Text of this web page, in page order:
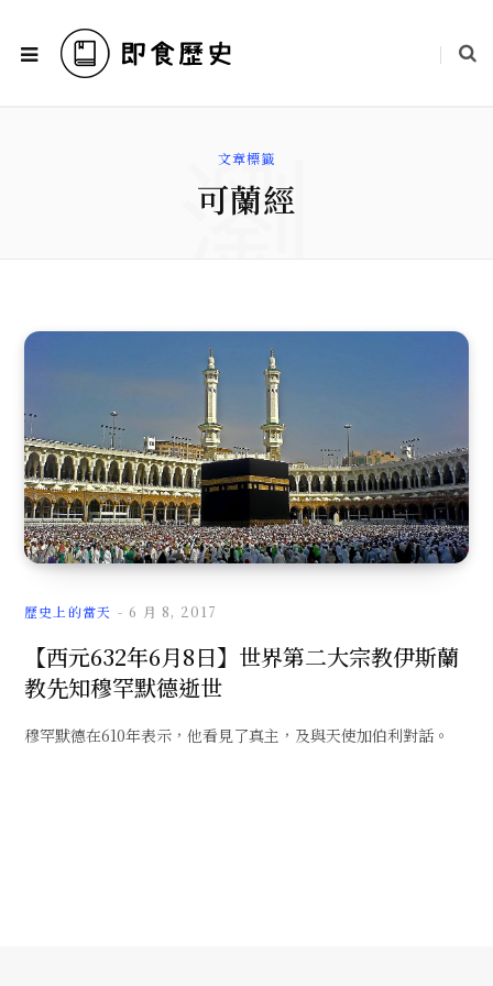
文章標籤
可蘭經
瀏
覽
文
歷史上的當天 6 月 8, 2017
【西元632年6月8日】世界第二大宗教伊斯蘭
教先知穆罕默德逝世
穆罕默德在610年表示，他看見了真主，及與天使加伯利對話。